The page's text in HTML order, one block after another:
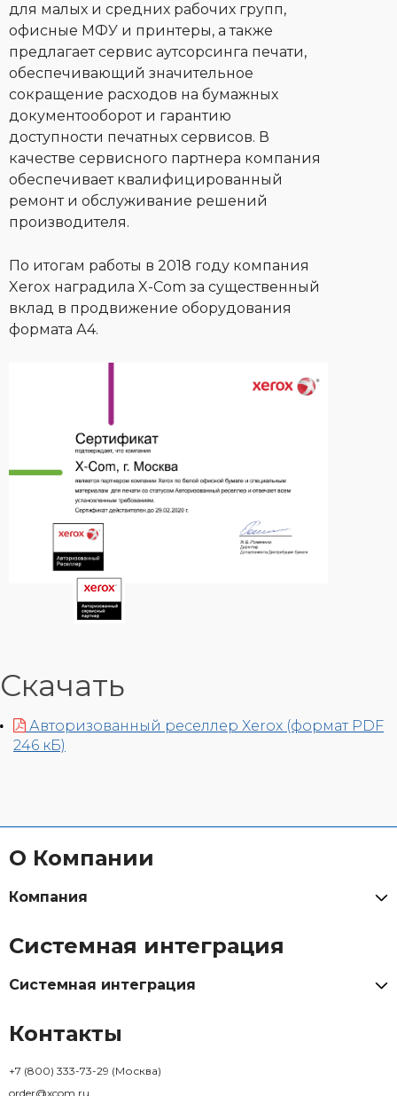
для малых и средних рабочих групп,
офисные МФУ и принтеры, а также
предлагает сервис аутсорсинга печати,
обеспечивающий значительное
сокращение расходов на бумажных
документооборот и гарантию
доступности печатных сервисов. В
качестве сервисного партнера компания
обеспечивает квалифицированный
ремонт и обслуживание решений
производителя.
По итогам работы в 2018 году компания
Xerox наградила X-Com за существенный
вклад в продвижение оборудования
формата А4.
Скачать
Авторизованный реселлер Xerox (формат PDF
246 кБ)
О Компании
Компания
Системная интеграция
Системная интеграция
Контакты
+7 (800) 333-73-29 (Москва)
order@xcom.ru